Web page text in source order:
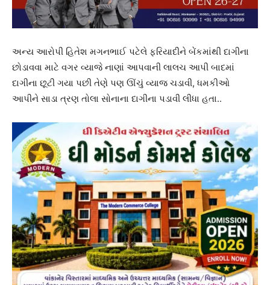
અન્ય આરોપી હિતેશ મગનભાઈ પટેલે ફરિયાદીને બેંકમાંથી દાગીના
છોડાવવા માટે વગર વ્યાજે નાણાં આપવાની લાલચ આપી બાદમાં
દાગીના છૂટી ગયા પછી તેણે પણ ઊંચું વ્યાજ ચડાવી, ધમકીઓ
આપીને સાડા ત્રણ તોલા સોનાના દાગીના પડાવી લીધા હતા..